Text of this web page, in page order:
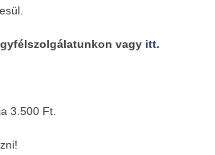
vagy itt.
3.500 Ft.